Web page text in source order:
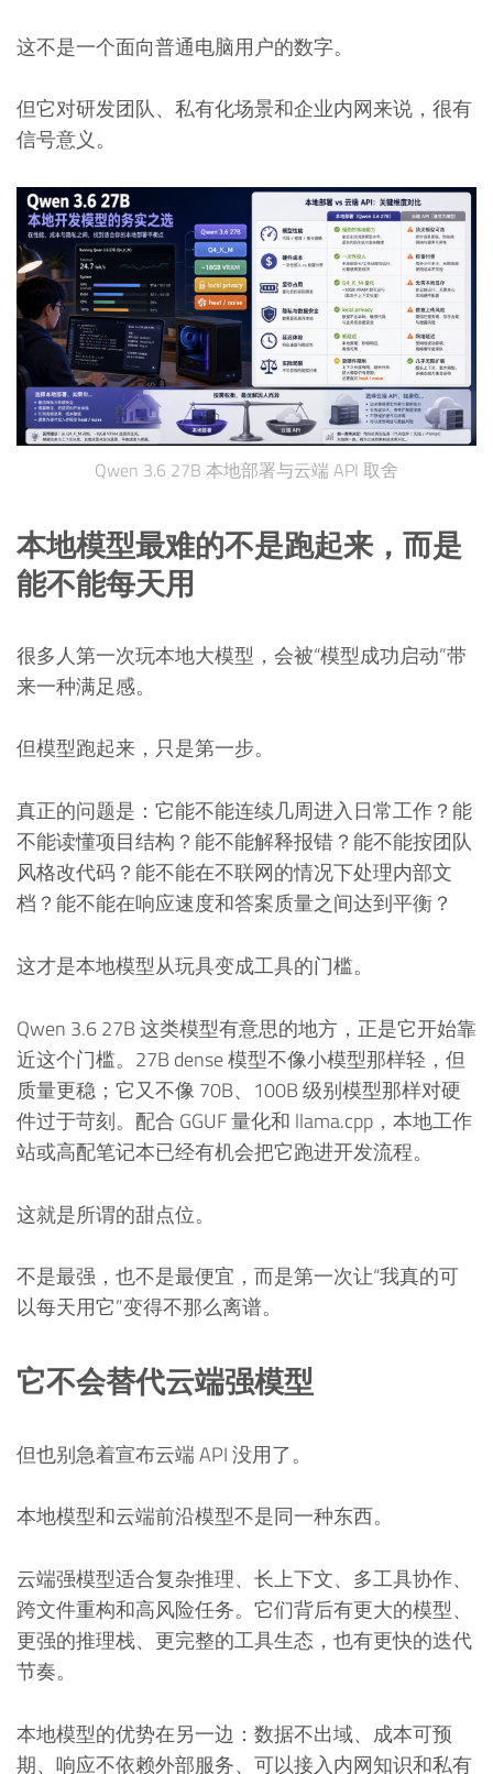
这不是一个面向普通电脑用户的数字。
但它对研发团队、私有化场景和企业内网来说，很有
信号意义。
Qwen 3.6 27B 本地部署与云端 API 取舍
本地模型最难的不是跑起来，而是
能不能每天用
很多人第一次玩本地大模型，会被“模型成功启动”带
来一种满足感。
但模型跑起来，只是第一步。
真正的问题是：它能不能连续几周进入日常工作？能
不能读懂项目结构？能不能解释报错？能不能按团队
风格改代码？能不能在不联网的情况下处理内部文
档？能不能在响应速度和答案质量之间达到平衡？
这才是本地模型从玩具变成工具的门槛。
Qwen 3.6 27B 这类模型有意思的地方，正是它开始靠
近这个门槛。27B dense 模型不像小模型那样轻，但
质量更稳；它又不像 70B、100B 级别模型那样对硬
件过于苛刻。配合 GGUF 量化和 llama.cpp，本地工作
站或高配笔记本已经有机会把它跑进开发流程。
这就是所谓的甜点位。
不是最强，也不是最便宜，而是第一次让“我真的可
以每天用它”变得不那么离谱。
它不会替代云端强模型
但也别急着宣布云端 API 没用了。
本地模型和云端前沿模型不是同一种东西。
云端强模型适合复杂推理、长上下文、多工具协作、
跨文件重构和高风险任务。它们背后有更大的模型、
更强的推理栈、更完整的工具生态，也有更快的迭代
节奏。
本地模型的优势在另一边：数据不出域、成本可预
期、响应不依赖外部服务、可以接入内网知识和私有